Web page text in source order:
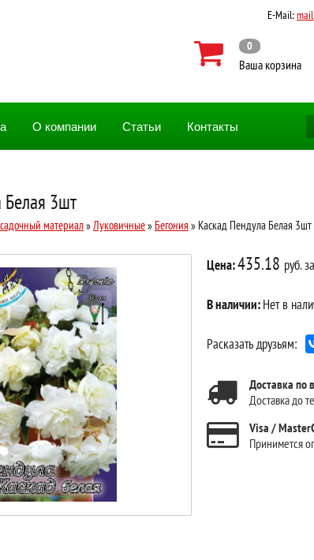
E-Mail:
0
Ваша корзина
О компании Статьи Контакты
Белая 3шт
материал» Луковичные» Бегония » Каскад Пендула Белая 3шт
Цена:435.18 руб.
В наличии:Нет в
Расказать друзьям:
Доставка по
Доставка до
Visa /
Принимется